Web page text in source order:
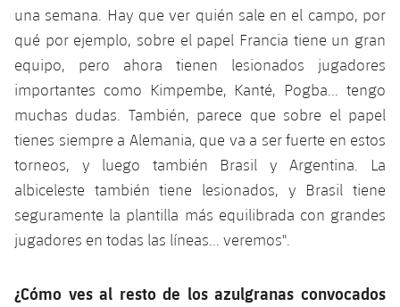
una semana. Hay que ver quién sale en el campo, por
qué por ejemplo, sobre el papel Francia tiene un gran
equipo, pero ahora tienen lesionados jugadores
importantes como Kimpembe, Kanté, Pogba... tengo
muchas dudas. También, parece que sobre el papel
tienes siempre a Alemania, que va a ser fuerte en estos
torneos, y luego también Brasil y Argentina. La
albiceleste también tiene lesionados, y Brasil tiene
seguramente la plantilla más equilibrada con grandes
jugadores en todas las líneas... veremos".
¿Cómo ves al resto de los azulgranas convocados